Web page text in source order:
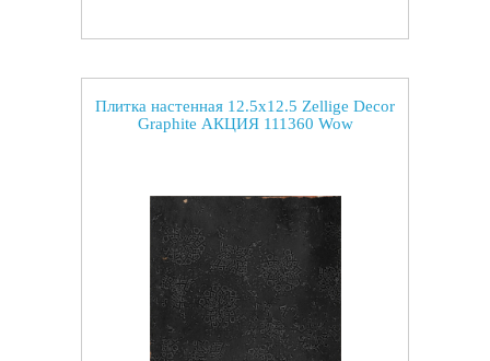
Плитка настенная 12.5x12.5 Zellige Decor
Graphite АКЦИЯ 111360 Wow